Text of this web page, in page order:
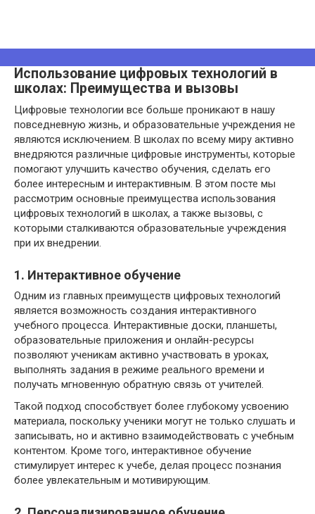
Использование цифровых технологий в
школах: Преимущества и вызовы
Цифровые технологии все больше проникают в нашу
повседневную жизнь, и образовательные учреждения не
являются исключением. В школах по всему миру активно
внедряются различные цифровые инструменты, которые
помогают улучшить качество обучения, сделать его
более интересным и интерактивным. В этом посте мы
рассмотрим основные преимущества использования
цифровых технологий в школах, а также вызовы, с
которыми сталкиваются образовательные учреждения
при их внедрении.
1. Интерактивное обучение
Одним из главных преимуществ цифровых технологий
является возможность создания интерактивного
учебного процесса. Интерактивные доски, планшеты,
образовательные приложения и онлайн-ресурсы
позволяют ученикам активно участвовать в уроках,
выполнять задания в режиме реального времени и
получать мгновенную обратную связь от учителей.
Такой подход способствует более глубокому усвоению
материала, поскольку ученики могут не только слушать и
записывать, но и активно взаимодействовать с учебным
контентом. Кроме того, интерактивное обучение
стимулирует интерес к учебе, делая процесс познания
более увлекательным и мотивирующим.